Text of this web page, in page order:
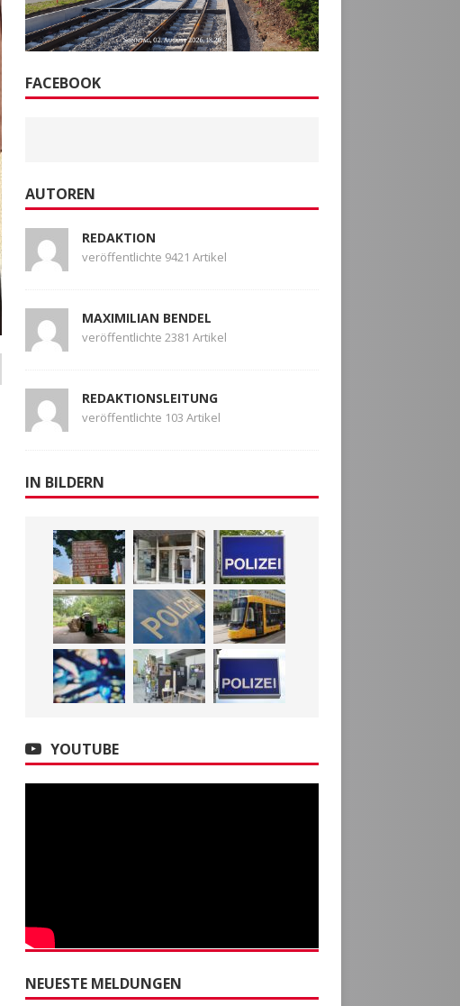
FACEBOOK
AUTOREN
REDAKTION
veröffentlichte 9421 Artikel
MAXIMILIAN BENDEL
veröffentlichte 2381 Artikel
REDAKTIONSLEITUNG
veröffentlichte 103 Artikel
IN BILDERN
YOUTUBE
NEUESTE MELDUNGEN